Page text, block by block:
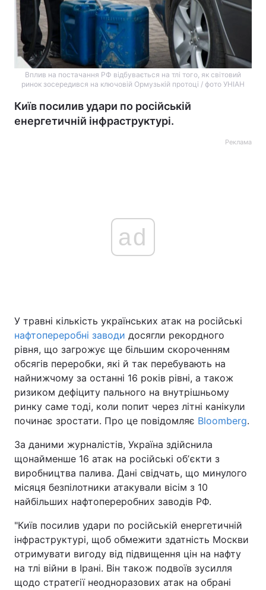
Україна Політика
Економіка
Спорт Наука
Техно і зв'язок Лайт
Здоров'я Туризм
Цікавинки Погода
Лонгріди
Відео з Youtube
Вплив на постачання РФ відбувається на тлі того, як світовий
ринок зосередився на ключовій Ормузькій протоці / фото УНІАН
Київ посилив удари по російській
енергетичній інфраструктурі.
Реклама
ad
У травні кількість українських атак на російські
нафтопереробні заводи досягли рекордного
рівня, що загрожує ще більшим скороченням
обсягів переробки, які й так перебувають на
найнижчому за останні 16 років рівні, а також
ризиком дефіциту пального на внутрішньому
ринку саме тоді, коли попит через літні канікули
починає зростати. Про це повідомляє Bloomberg.
За даними журналістів, Україна здійснила
щонайменше 16 атак на російські обʼєкти з
виробництва палива. Дані свідчать, що минулого
місяця безпілотники атакували вісім з 10
найбільших нафтопереробних заводів РФ.
"Київ посилив удари по російській енергетичній
інфраструктурі, щоб обмежити здатність Москви
отримувати вигоду від підвищення цін на нафту
на тлі війни в Ірані. Він також подвоїв зусилля
щодо стратегії неодноразових атак на обрані